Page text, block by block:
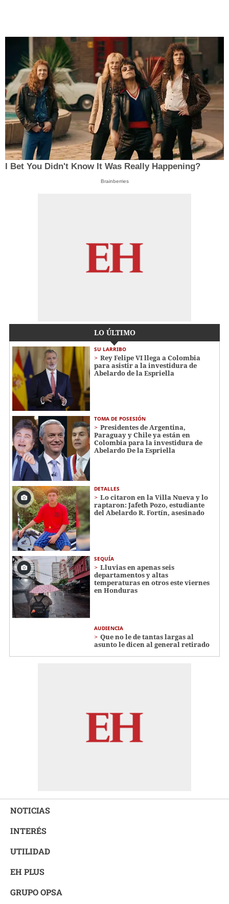
I Bet You Didn't Know It Was Really Happening?
Brainberries
LO ÚLTIMO
SU LARRIBO
Rey Felipe VI llega a Colombia
para asistir a la investidura de
Abelardo de la Espriella
TOMA DE POSESIÓN
Presidentes de Argentina,
Paraguay y Chile ya están en
Colombia para la investidura de
Abelardo De la Espriella
DETALLES
Lo citaron en la Villa Nueva y lo
raptaron: Jafeth Pozo, estudiante
del Abelardo R. Fortín, asesinado
SEQUÍA
Lluvias en apenas seis
departamentos y altas
temperaturas en otros este viernes
en Honduras
AUDIENCIA
Que no le de tantas largas al
asunto le dicen al general retirado
NOTICIAS
INTERÉS
UTILIDAD
EH PLUS
GRUPO OPSA